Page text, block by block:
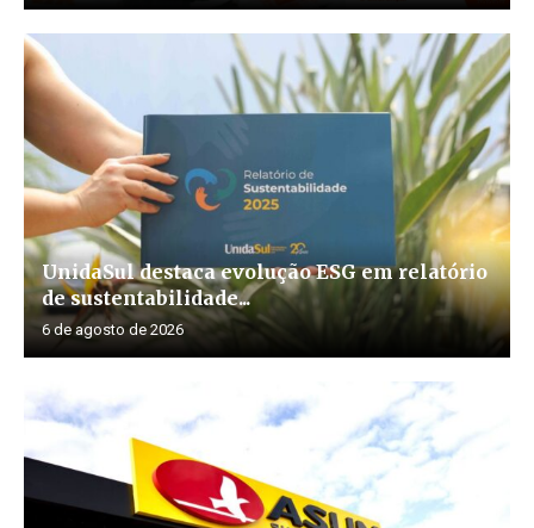
UnidaSul destaca evolução ESG em relatório
de sustentabilidade...
6 de agosto de 2026